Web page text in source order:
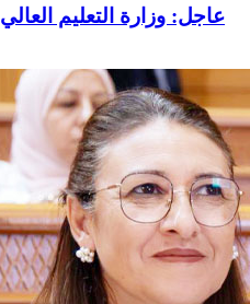
عاجل: وزارة التعليم